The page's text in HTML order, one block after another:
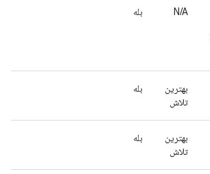
N/A بله
بهترین
تلاش
بله
بهترین
تلاش
بله